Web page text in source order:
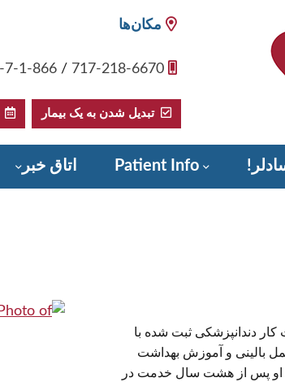
مکان‌ها
717-218-6670
/
1-866-Sadler-7
تبدیل شدن به یک بیمار
اتاق خبر Patient Info
کار دندانپزشکی ثبت شده با
بالینی و آموزش بهداشت
او پس از هشت سال خدمت در